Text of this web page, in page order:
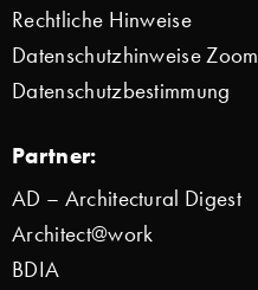
Rechtliche Hinweise
Datenschutzhinweise Zoom
Datenschutzbestimmung
Partner:
AD – Architectural Digest
Architect@work
BDIA